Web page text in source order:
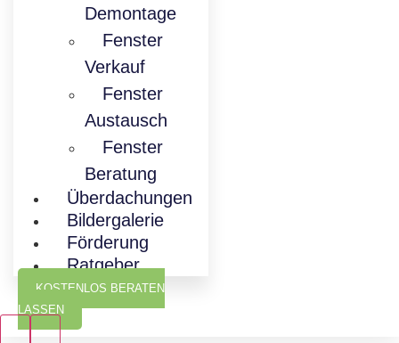
Demontage
Fenster
Verkauf
Fenster
Austausch
Fenster
Beratung
Überdachungen
Bildergalerie
Förderung
Ratgeber
KOSTENLOS BERATEN
LASSEN